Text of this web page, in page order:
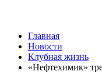
Главная
Новости
Клубная жизнь
«Нефтехимик»